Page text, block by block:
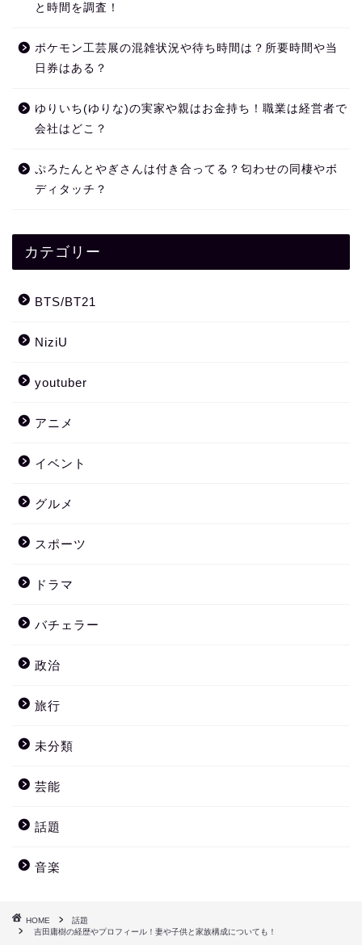
と時間を調査！
ポケモン工芸展の混雑状況や待ち時間は？所要時間や当
日券はある？
ゆりいち(ゆりな)の実家や親はお金持ち！職業は経営者で
会社はどこ？
ぷろたんとやぎさんは付き合ってる？匂わせの同棲やボ
ディタッチ？
カテゴリー
BTS/BT21
NiziU
youtuber
アニメ
イベント
グルメ
スポーツ
ドラマ
バチェラー
政治
旅行
未分類
芸能
話題
音楽
HOME
話題
吉田庸樹の経歴やプロフィール！妻や子供と家族構成についても！